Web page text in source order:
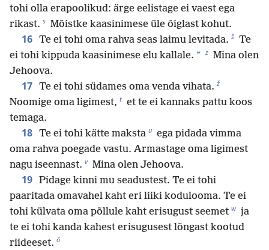
tohi olla erapoolikud: ärge eelistage ei vaest ega
rikast. s Mõistke kaasinimese üle õiglast kohut.
16 Te ei tohi oma rahva seas laimu levitada. š Te
ei tohi kippuda kaasinimese elu kallale. * z Mina olen
Jehoova.
17 Te ei tohi südames oma venda vihata. ž
Noomige oma ligimest, t et te ei kannaks pattu koos
temaga.
18 Te ei tohi kätte maksta u ega pidada vimma
oma rahva poegade vastu. Armastage oma ligimest
nagu iseennast. v Mina olen Jehoova.
19 Pidage kinni mu seadustest. Te ei tohi
paaritada omavahel kaht eri liiki kodulooma. Te ei
tohi külvata oma põllule kaht erisugust seemet w ja
te ei tohi kanda kahest erisugusest lõngast kootud
riideeset. õ